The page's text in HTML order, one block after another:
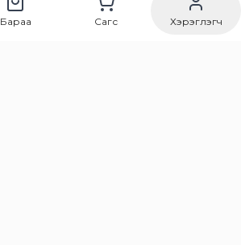
Бараа Сагс Хэрэглэгч